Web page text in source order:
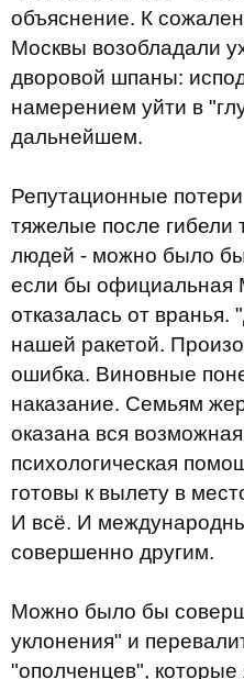
объяснение. К
Москвы возобладали
дворовой шпаны:
намерением уйти в
дальнейшем.
Репутационные
тяжелые после гибели
людей - можно было
если бы официальная
отказалась от вранья.
нашей ракетой.
ошибка. Виновные
наказание. Семьям
оказана вся
психологическая
готовы к вылету в
И всё. И
совершенно другим.
Можно было бы
уклонения" и
"ополченцев", которые